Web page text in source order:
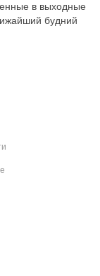
в выходные
будний